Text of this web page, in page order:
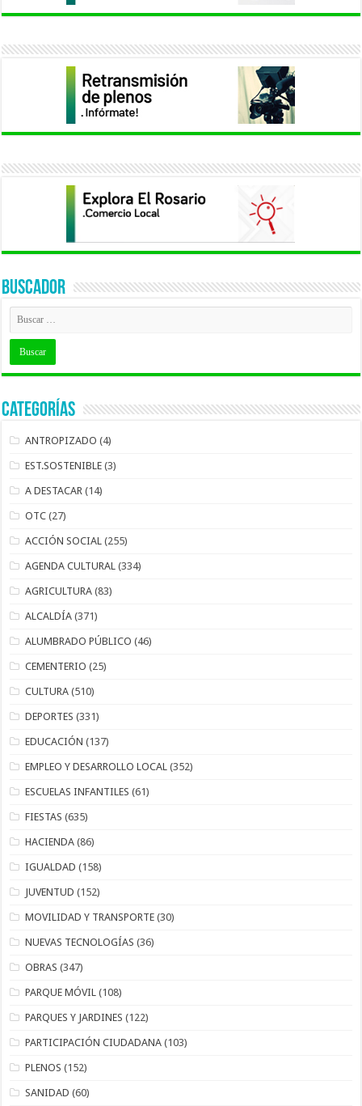
BUSCADOR
Categorías
ANTROPIZADO (4)
EST.SOSTENIBLE (3)
A DESTACAR (14)
OTC (27)
ACCIÓN SOCIAL (255)
AGENDA CULTURAL (334)
AGRICULTURA (83)
ALCALDÍA (371)
ALUMBRADO PÚBLICO (46)
CEMENTERIO (25)
CULTURA (510)
DEPORTES (331)
EDUCACIÓN (137)
EMPLEO Y DESARROLLO LOCAL (352)
ESCUELAS INFANTILES (61)
FIESTAS (635)
HACIENDA (86)
IGUALDAD (158)
JUVENTUD (152)
MOVILIDAD Y TRANSPORTE (30)
NUEVAS TECNOLOGÍAS (36)
OBRAS (347)
PARQUE MÓVIL (108)
PARQUES Y JARDINES (122)
PARTICIPACIÓN CIUDADANA (103)
PLENOS (152)
SANIDAD (60)